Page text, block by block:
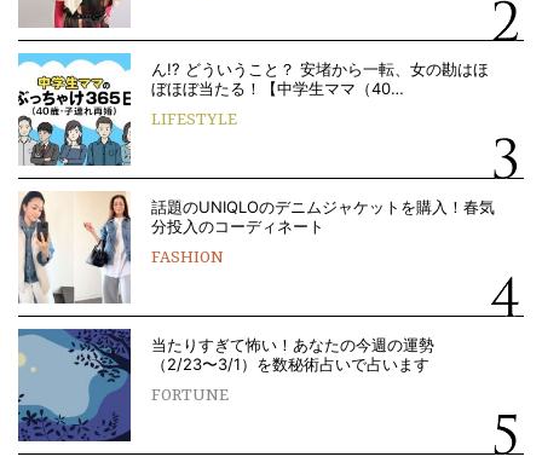
ん!? どういうこと？ 安堵から一転、女の勘はほ
ぼほぼ当たる！【中学生ママ（40…
LIFESTYLE
話題のUNIQLOのデニムジャケットを購入！春気
分投入のコーディネート
FASHION
当たりすぎて怖い！あなたの今週の運勢
（2/23〜3/1）を数秘術占いで占います
FORTUNE